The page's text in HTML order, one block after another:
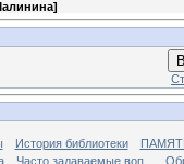
]
История библиотеки
Часто задаваемые воп...